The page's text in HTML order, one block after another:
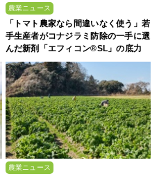
農業ニュース
「トマト農家なら間違いなく使う」若
手生産者がコナジラミ防除の一手に選
んだ新剤「エフィコン®SL」の底力
農業ニュース